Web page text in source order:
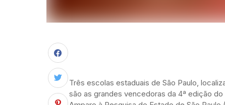
Três escolas estaduais de São Paulo,
são as grandes vencedoras da 4ª edição